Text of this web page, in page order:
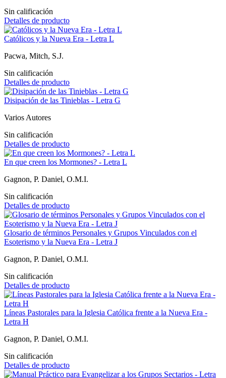
Sin calificación
Detalles de producto
Católicos y la Nueva Era - Letra L
Pacwa, Mitch, S.J.
Sin calificación
Detalles de producto
Disipación de las Tinieblas - Letra G
Varios Autores
Sin calificación
Detalles de producto
En que creen los Mormones? - Letra L
Gagnon, P. Daniel, O.M.I.
Sin calificación
Detalles de producto
Glosario de términos Personales y Grupos Vinculados con el
Esoterismo y la Nueva Era - Letra J
Gagnon, P. Daniel, O.M.I.
Sin calificación
Detalles de producto
Líneas Pastorales para la Iglesia Católica frente a la Nueva Era -
Letra H
Gagnon, P. Daniel, O.M.I.
Sin calificación
Detalles de producto